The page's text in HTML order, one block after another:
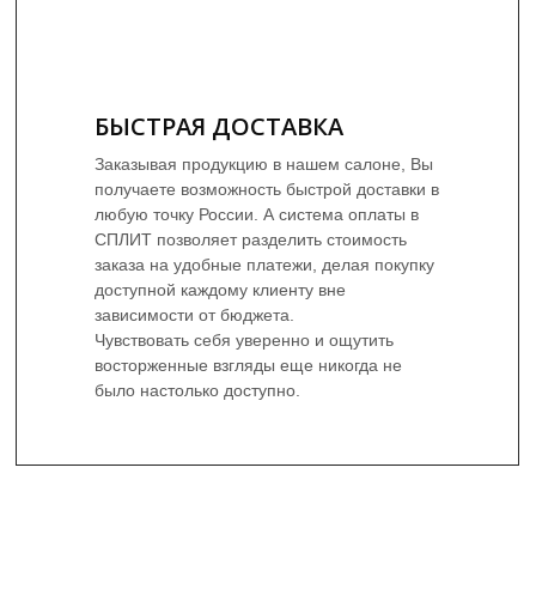
Заказывая продукцию в нашем салоне, Вы
получаете возможность быстрой доставки в
любую точку России. А система оплаты в
СПЛИТ позволяет разделить стоимость
заказа на удобные платежи, делая покупку
доступной каждому клиенту вне
зависимости от бюджета.
Чувствовать себя уверенно и ощутить
восторженные взгляды еще никогда не
было настолько доступно.
БЫСТРАЯ ДОСТАВКА